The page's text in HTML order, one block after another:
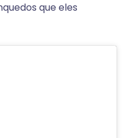
que eles